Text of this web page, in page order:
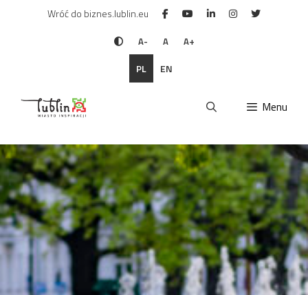
Wróć do biznes.lublin.eu
A- A A+
PL EN
Menu